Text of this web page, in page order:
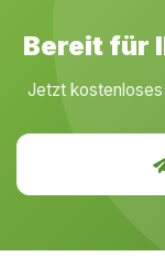
Bereit für
Jetzt